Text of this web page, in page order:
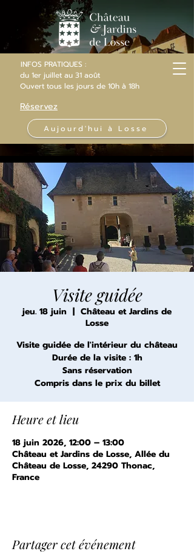
INFOS PRATIQUES :
du 1er juillet au 31 août
Ouvert tous les jours de 10h à 18h
Réservez
Aujourd'hui à Losse
Visite guidée
jeu. 18 juin
  |
Château et Jardins de
Losse
Visite guidée de l'intérieur du château
Durée de la visite : 1h
Sans réservation
Compris dans le prix du billet
Heure et lieu
18 juin 2026, 12:00 – 13:00
Château et Jardins de Losse, Allée du
Château de Losse, 24290 Thonac,
France
Partager cet événement